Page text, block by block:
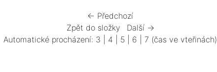
← Předchozí
Zpět do složky
Další →
Automatické procházení: 3 4 5 6 7 (čas ve vteřinách)